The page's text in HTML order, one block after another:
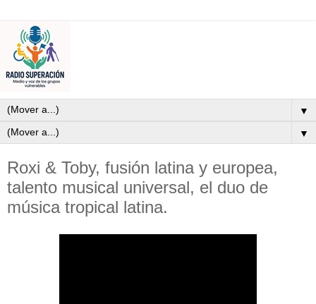
▼
▼
Roxi & Toby, fusión latina y europea,
talento musical universal, el duo de
música tropical latina.